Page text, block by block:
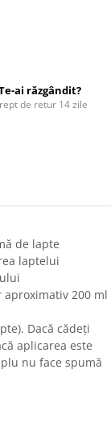
ai răzgândit?
de retur 14 zile
de lapte
laptelui
200 ml
Dacă cădeți
aplicarea este
nu face spumă